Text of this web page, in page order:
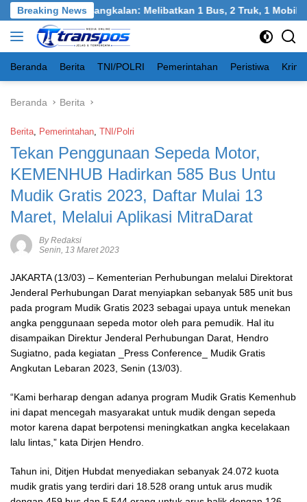
Langsung
ke
konten
Breaking News
Burneh, Bangkalan: Melibatkan 1 Bus, 2 Truk, 1 Mobil, 1
Beranda Berita TNI/POLRI Pemerintahan Peristiwa
Beranda Berita
Berita, Pemerintahan, TNI/Polri
Tekan Penggunaan Sepeda Motor,
KEMENHUB Hadirkan 585 Bus Untu
Mudik Gratis 2023, Daftar Mulai 13
Maret, Melalui Aplikasi MitraDarat
By Redaksi
Senin, 13 Maret 2023
JAKARTA (13/03) – Kementerian Perhubungan melalui Direktorat
Jenderal Perhubungan Darat menyiapkan sebanyak 585 unit bus
pada program Mudik Gratis 2023 sebagai upaya untuk menekan
angka penggunaan sepeda motor oleh para pemudik. Hal itu
disampaikan Direktur Jenderal Perhubungan Darat, Hendro
Sugiatno, pada kegiatan _Press Conference_ Mudik Gratis
Angkutan Lebaran 2023, Senin (13/03).
“Kami berharap dengan adanya program Mudik Gratis Kemenhub
ini dapat mencegah masyarakat untuk mudik dengan sepeda
motor karena dapat berpotensi meningkatkan angka kecelakaan
lalu lintas,” kata Dirjen Hendro.
Tahun ini, Ditjen Hubdat menyediakan sebanyak 24.072 kuota
mudik gratis yang terdiri dari 18.528 orang untuk arus mudik